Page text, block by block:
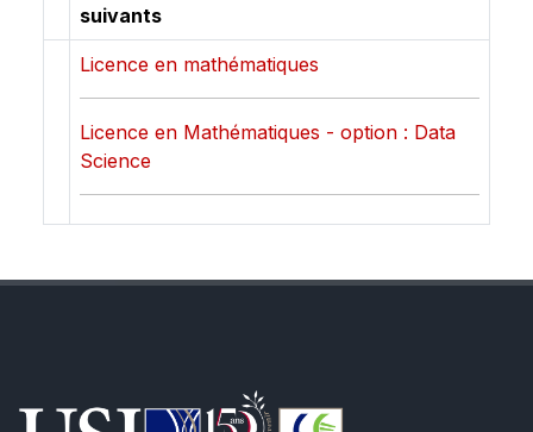
suivants
Licence en mathématiques
Licence en Mathématiques - option : Data
Science